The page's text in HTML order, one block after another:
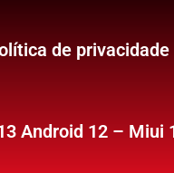
de privacidade
Android 12 –